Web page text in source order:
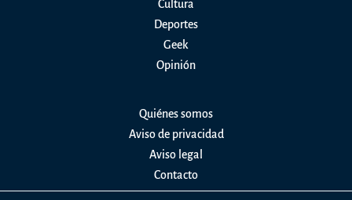
Cultura
Deportes
Geek
Opinión
Quiénes somos
Aviso de privacidad
Aviso legal
Contacto